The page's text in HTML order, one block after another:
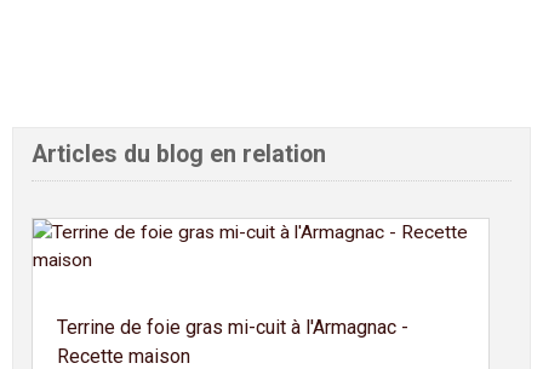
Articles du blog en relation
Terrine de foie gras mi-cuit à l'Armagnac -
Recette maison